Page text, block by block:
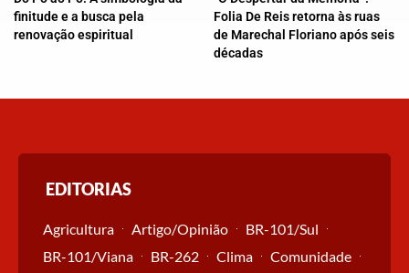
finitude e a busca pela
renovação espiritual
Folia De Reis retorna às ruas
de Marechal Floriano após seis
décadas
EDITORIAS
Agricultura Artigo/Opinião
BR-101/Sul
BR-101/Viana
BR-262 Clima
Comunidade